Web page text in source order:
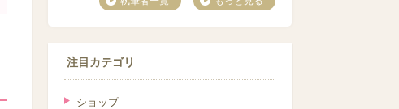
注目カテゴリ
ショップ